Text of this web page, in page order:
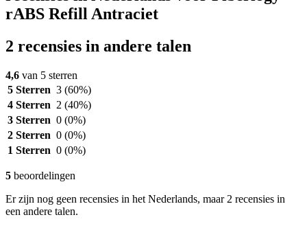
rABS Refill Antraciet
2 recensies in andere talen
4,6 van 5 sterren
5 Sterren 3 (60%)
4 Sterren 2 (40%)
3 Sterren 0 (0%)
2 Sterren 0 (0%)
1 Sterren 0 (0%)
5 beoordelingen
Er zijn nog geen recensies in het Nederlands, maar 2 recensies in
een andere talen.